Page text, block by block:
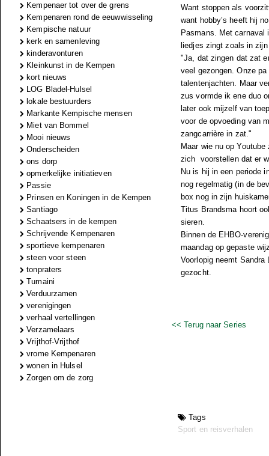
Kempenaer tot over de grens
Kempenaren rond de eeuwwisseling
Kempische natuur
kerk en samenleving
kinderavonturen
Kleinkunst in de Kempen
kort nieuws
LOG Bladel-Hulsel
lokale bestuurders
Markante Kempische mensen
Miet van Bommel
Mooi nieuws
Onderscheiden
ons dorp
opmerkelijke initiatieven
Passie
Prinsen en Koningen in de Kempen
Santiago
Schaatsers in de kempen
Schrijvende Kempenaren
sportieve kempenaren
steen voor steen
tonpraters
Tumaini
Verduurzamen
verenigingen
verhaal vertellingen
Verzamelaars
Vrijthof-Vrijthof
vrome Kempenaren
wonen in Hulsel
Zorgen om de zorg
Want stoppen als
want hobby’s heeft hij
Pasmans. Met carnaval
liedjes zingt zoals in
"Ja, dat zingen dat zat
veel gezongen. Onze
talentenjachten. Maar
zus vormde ik ene duo
later ook mijzelf van
voor de opvoeding van
zangcarrière in zat."
Maar wie nu op
zich voorstellen dat er
Nu is hij in een periode
nog regelmatig (in de
box nog in zijn
Titus Brandsma hoort
sieren.
Binnen de EHBO-
maandag op gepaste
Voorlopig neemt
gezocht.
<< Terug naar Series
Tags
Sport en reisverhalen